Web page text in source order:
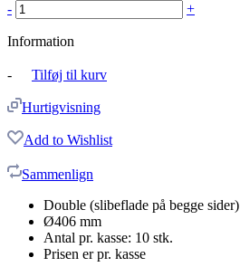
- +
Information
- Tilføj til kurv
Hurtigvisning
Add to Wishlist
Sammenlign
Double (slibeflade på begge sider)
Ø406 mm
Antal pr. kasse: 10 stk.
Prisen er pr. kasse